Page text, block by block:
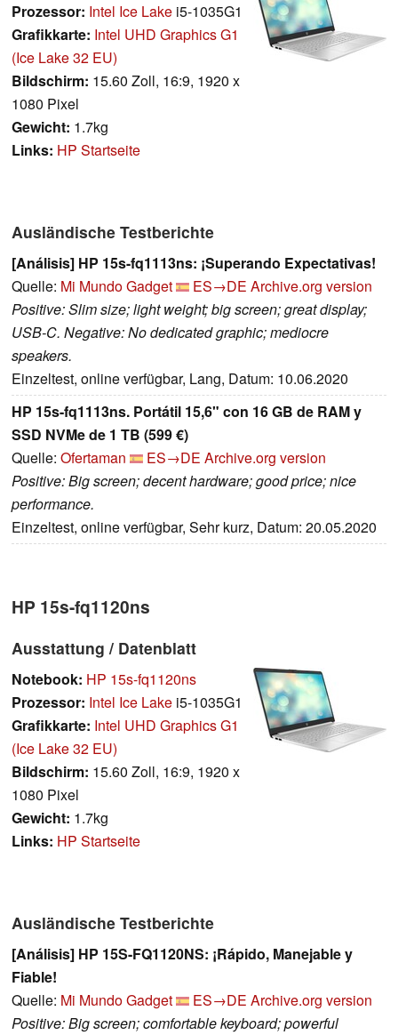
Prozessor: Intel Ice Lake i5-1035G1
Grafikkarte: Intel UHD Graphics G1
(Ice Lake 32 EU)
Bildschirm: 15.60 Zoll, 16:9, 1920 x
1080 Pixel
Gewicht: 1.7kg
Links: HP Startseite
Ausländische Testberichte
[Análisis] HP 15s-fq1113ns: ¡Superando Expectativas!
Quelle: Mi Mundo Gadget ES→DE Archive.org version
Positive: Slim size; light weight; big screen; great display;
USB-C. Negative: No dedicated graphic; mediocre
speakers.
Einzeltest, online verfügbar, Lang, Datum: 10.06.2020
HP 15s-fq1113ns. Portátil 15,6" con 16 GB de RAM y
SSD NVMe de 1 TB (599 €)
Quelle: Ofertaman ES→DE Archive.org version
Positive: Big screen; decent hardware; good price; nice
performance.
Einzeltest, online verfügbar, Sehr kurz, Datum: 20.05.2020
HP 15s-fq1120ns
Ausstattung / Datenblatt
Notebook: HP 15s-fq1120ns
Prozessor: Intel Ice Lake i5-1035G1
Grafikkarte: Intel UHD Graphics G1
(Ice Lake 32 EU)
Bildschirm: 15.60 Zoll, 16:9, 1920 x
1080 Pixel
Gewicht: 1.7kg
Links: HP Startseite
Ausländische Testberichte
[Análisis] HP 15S-FQ1120NS: ¡Rápido, Manejable y
Fiable!
Quelle: Mi Mundo Gadget ES→DE Archive.org version
Positive: Big screen; comfortable keyboard; powerful